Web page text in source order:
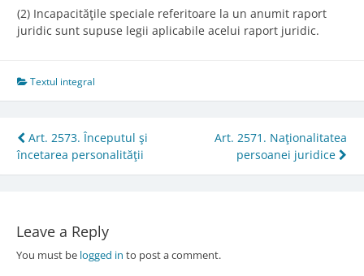
(2) Incapacităţile speciale referitoare la un anumit raport
juridic sunt supuse legii aplicabile acelui raport juridic.
Textul integral
Post
navigation
Art. 2573. Începutul şi
încetarea personalităţii
Art. 2571. Naţionalitatea
persoanei juridice
Leave a Reply
You must be logged in to post a comment.